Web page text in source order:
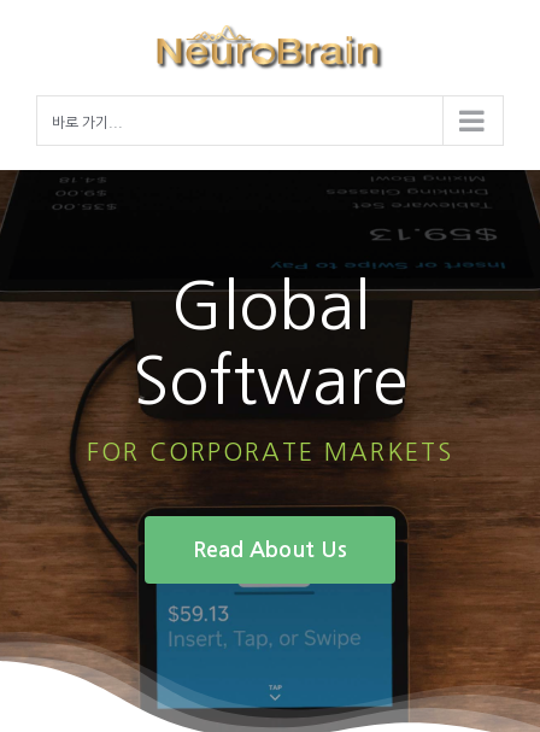
바로 가기...
Global
Software
FOR CORPORATE MARKETS
Read About Us